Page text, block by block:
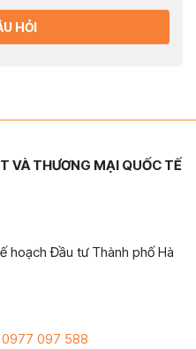
HỎI
VÀ THƯƠNG MẠI QUỐC TẾ
hoạch Đầu tư Thành phố Hà
0977 097 588